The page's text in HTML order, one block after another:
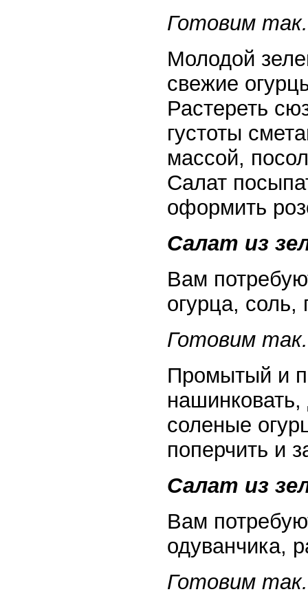
Готовим так.
Молодой
свежие
Растереть
густоты
массой,
Салат
оформить
Салат из
Вам
огурца, соль,
Готовим так.
Промытый и
соленые
поперчить и
Салат из
Вам
одуванчика,
Готовим так.